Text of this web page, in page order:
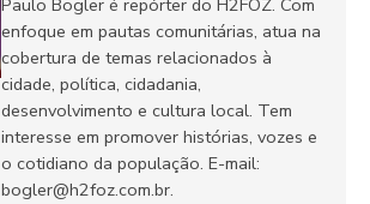
Paulo Bogler é repórter do H2FOZ. Com
enfoque em pautas comunitárias, atua na
cobertura de temas relacionados à
cidade, política, cidadania,
desenvolvimento e cultura local. Tem
interesse em promover histórias, vozes e
o cotidiano da população. E-mail:
bogler@h2foz.com.br.